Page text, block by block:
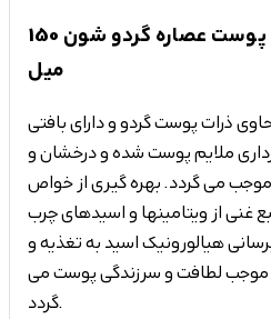
کرم اسکراب لایه بردار پوست عصاره گردو شون 150
میل
ذرات پوست گردو و دارای بافتی
ملایم پوست شده و درخشان و
می­ گردد. بهره ­گیری از خواص
غنی از ویتامین­ها و اسیدهای چرب
هیالورونیک اسید به تغذیه و
موجب لطافت و سرزندگی پوست می
گردد.